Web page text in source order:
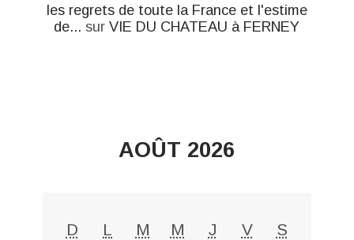
les regrets de toute la France et l'estime
de... surVIE DU CHATEAU à FERNEY
AOÛT 2026
D L M M J V S